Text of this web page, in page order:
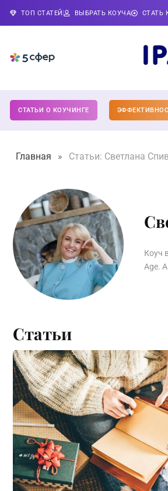
ТОП СТАТЕЙ ВЫБРАТЬ КОУЧА СТАТЬ
СТАТЬИ О КОУЧИНГЕ
Главная » Статьи: Светлана
Коуч
Age.
Статьи